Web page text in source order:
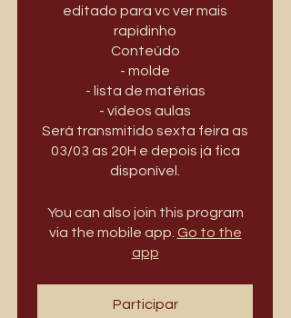
editado para vc ver mais
rapidinho
Conteúdo
- molde
- lista de matérias
- vídeos aulas
Será transmitido sexta feira as
03/03 as 20H e depois já fica
disponível.
You can also join this program
via the mobile app. Go to the
app
Participar